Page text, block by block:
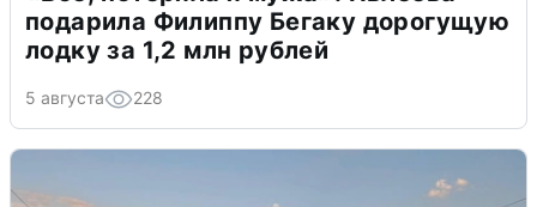
подарила Филиппу Бегаку дорогущую
лодку за 1,2 млн рублей
5 августа 228